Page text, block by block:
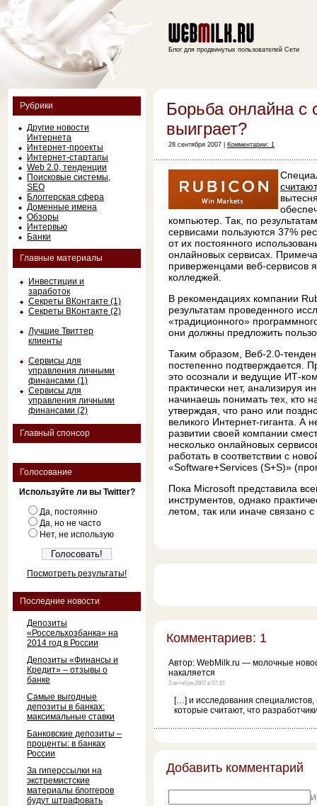
Рубрики
Другие новости
Интернета
Интернет-проекты
Интернет-стартапы
Web 2.0, тенденции
Поисковые системы,
SEO
Блоггерская сфера
Доменные имена
Обзоры
Интервью
Банки
Главные материалы
Инвестиции и
заработок
Секреты ВКонтакте (1)
Секреты ВКонтакте (2)
Лучшие Твиттер
клиенты
Сервисы для
управления личными
финансами (1)
Сервисы для
управления личными
финансами (2)
Главный спонсор
Голосование
Используйте ли вы Twitter?
Да, постоянно
Да, но не часто
Нет, не использую
Посмотреть результаты!
Последние новости
Депозиты
«Россельхозбанка» на
2014 год в России
Депозиты «Финансы и
Кредит» – отзывы о
банке
Самые выгодные
депозиты в банках:
максимальные ставки
Банковские депозиты –
проценты: в банках
России
За гиперссылки на
экстремистские
материалы блоггеров
будут штрафовать
Блог для продвинутых пользователей Сети
Борьба онлайна с
выиграет?
28 сентября 2007 | Комментарии: 1
считают
компьютер. Так, по
сервисами пользуются 37%
от их постоянного
онлайновых сервисах.
приверженцами веб-сервисов
колледжей.
В рекомендациях компании
результатам проведенного
«традиционного»
они должны предложить
Таким образом, Веб-2.0-
постепенно подтверждается.
это осознали и ведущие ИТ-
практически нет, анализируя
начинаешь понимать тех, кто
утверждая, что рано или
великого Интернет-гиганта. А
развитии своей компании
несколько онлайновых
работать в соответствии с
«Software+Services (S+S)»
Пока Microsoft представила
инструментов, однако
летом, так или иначе связано
Комментариев: 1
Автор: WebMilk.ru — молочные
накаляется
2 октября 2007 в 07:10
[…] и исследования
которые считают, что
Добавить комментарий